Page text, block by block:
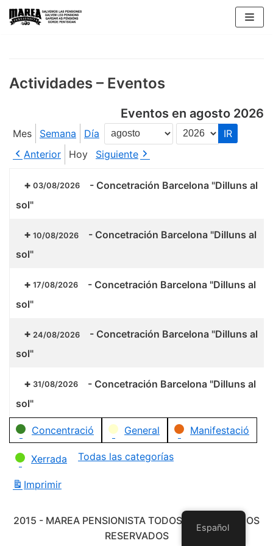
Saltar
Actividades – Eventos
Eventos en agosto 2026
Mes Semana Día
Mes
Año
Anterior
Hoy Siguiente
03/08/2026 - Concetración Barcelona "Dilluns al
sol"
10/08/2026 - Concetración Barcelona "Dilluns al
sol"
17/08/2026 - Concetración Barcelona "Dilluns al
sol"
24/08/2026 - Concetración Barcelona "Dilluns al
sol"
31/08/2026 - Concetración Barcelona "Dilluns al
sol"
Categorías
Concentració General Manifestació
Xerrada Todas las categorías
Imprimir
2015 - MAREA PENSIONISTA TODOS LOS DERECHOS
RESERVADOS
Español